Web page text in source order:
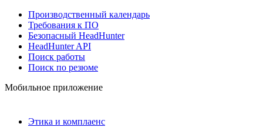
Производственный календарь
Требования к ПО
Безопасный HeadHunter
HeadHunter API
Поиск работы
Поиск по резюме
Мобильное приложение
Этика и комплаенс